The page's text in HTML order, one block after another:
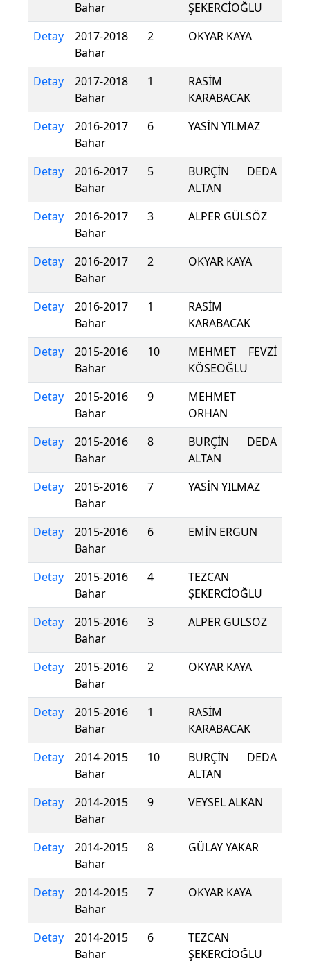
Bahar
ŞEKERCİOĞLU
Detay
2017-2018
Bahar
2 OKYAR KAYA
Detay
2017-2018
Bahar
1
RASİM
KARABACAK
Detay
2016-2017
Bahar
6 YASİN YILMAZ
Detay
2016-2017
Bahar
5
BURÇİN DEDA
ALTAN
Detay
2016-2017
Bahar
3 ALPER GÜLSÖZ
Detay
2016-2017
Bahar
2 OKYAR KAYA
Detay
2016-2017
Bahar
1
RASİM
KARABACAK
Detay
2015-2016
Bahar
10
MEHMET FEVZİ
KÖSEOĞLU
Detay
2015-2016
Bahar
9
MEHMET
ORHAN
Detay
2015-2016
Bahar
8
BURÇİN DEDA
ALTAN
Detay
2015-2016
Bahar
7 YASİN YILMAZ
Detay
2015-2016
Bahar
6 EMİN ERGUN
Detay
2015-2016
Bahar
4
TEZCAN
ŞEKERCİOĞLU
Detay
2015-2016
Bahar
3 ALPER GÜLSÖZ
Detay
2015-2016
Bahar
2 OKYAR KAYA
Detay
2015-2016
Bahar
1
RASİM
KARABACAK
Detay
2014-2015
Bahar
10
BURÇİN DEDA
ALTAN
Detay
2014-2015
Bahar
9 VEYSEL ALKAN
Detay
2014-2015
Bahar
8 GÜLAY YAKAR
Detay
2014-2015
Bahar
7 OKYAR KAYA
Detay
2014-2015
Bahar
6
TEZCAN
ŞEKERCİOĞLU